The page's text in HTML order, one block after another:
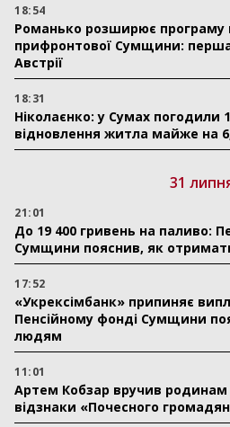
18:54
Романько розширює програму
прифронтової Сумщини:
Австрії
18:31
Ніколаєнко: у Сумах погодили
відновлення житла майже на
31
21:01
До 19 400 гривень на паливо:
Сумщини пояснив, як
17:52
«Укрексімбанк» припиняє
Пенсійному фонді Сумщини
людям
11:01
Артем Кобзар вручив родинам
відзнаки «Почесного